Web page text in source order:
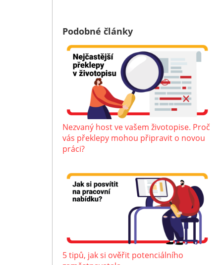
Podobné články
Nezvaný host ve vašem životopise. Proč
vás překlepy mohou připravit o novou
práci?
5 tipů, jak si ověřit potenciálního